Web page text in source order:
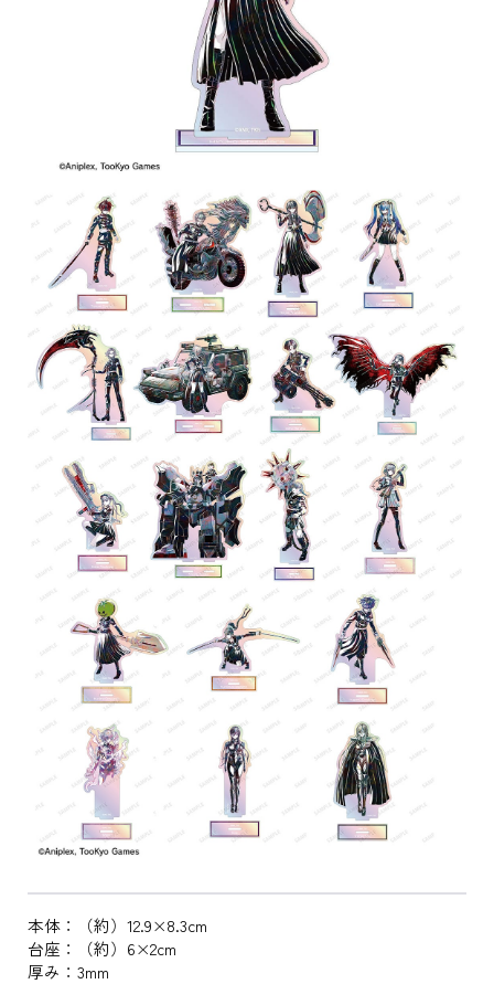
本体：（約）12.9×8.3cm
台座：（約）6×2cm
厚み：3mm